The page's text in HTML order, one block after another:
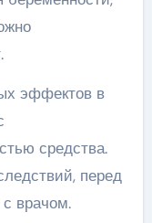
эффектов в
средства.
перед
врачом.